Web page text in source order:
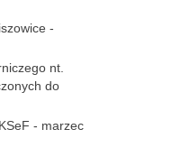
-
nt.
do
- marzec